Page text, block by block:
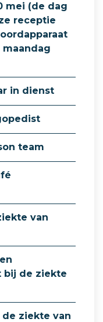
mei (de dag
receptie
in dienst
team
van
bij de ziekte
ziekte van